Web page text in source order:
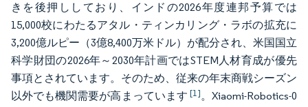
きを後押ししており、インドの2026年度連邦予算では
15,000校にわたるアタル・ティンカリング・ラボの拡充に
3,200億ルピー（3億8,400万米ドル）が配分され、米国国立
科学財団の2026年～2030年計画ではSTEM人材育成が優先
事項とされています。そのため、従来の年末商戦シーズン
以外でも機関需要が高まっています [1]。Xiaomi-Robotics-0